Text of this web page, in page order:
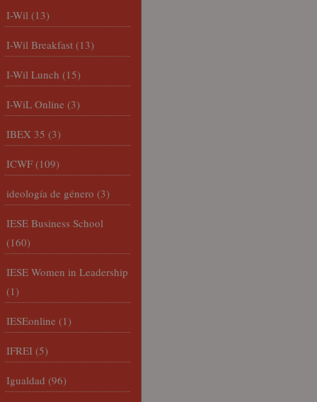
I-Wil (13)
I-Wil Breakfast (13)
I-Wil Lunch (15)
I-WiL Online (3)
IBEX 35 (3)
ICWF (109)
ideología de género (3)
IESE Business School
(160)
IESE Women in Leadership
(1)
IESEonline (1)
IFREI (5)
Igualdad (96)